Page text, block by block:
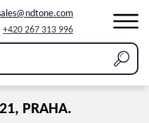
+420 267 313 996
PRAHA.